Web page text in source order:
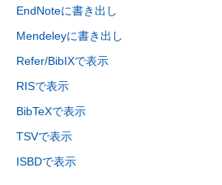
EndNoteに書き出し
Mendeleyに書き出し
Refer/BibIXで表示
RISで表示
BibTeXで表示
TSVで表示
ISBDで表示